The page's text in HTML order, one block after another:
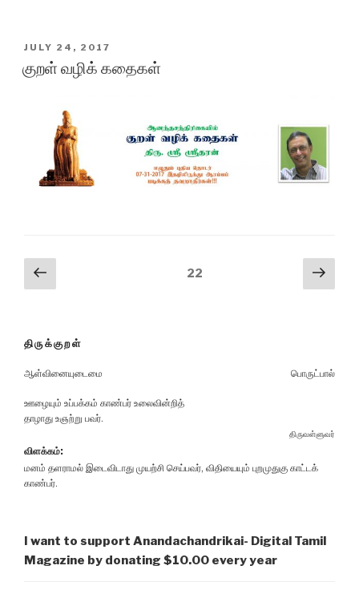
POSTED
JULY 24, 2017
குறள் வழிக் கதைகள்
Posts
pagination
Previous
page
22
Next
திருக்குறள்
ஆள்வினையுடைமை பொருட்பால்
ஊழையும் உப்பக்கம் காண்பர் உலைவின்றித்
தாழாது உஞற்று பவர்.
திருவள்ளுவர்
விளக்கம்:
மனம் தளராமல் இடைவிடாது முயற்சி செய்பவர், விதியையும் புறமுதுகு காட்டக்
காண்பர்.
I want to support Anandachandrikai- Digital Tamil
Magazine by donating $10.00 every year